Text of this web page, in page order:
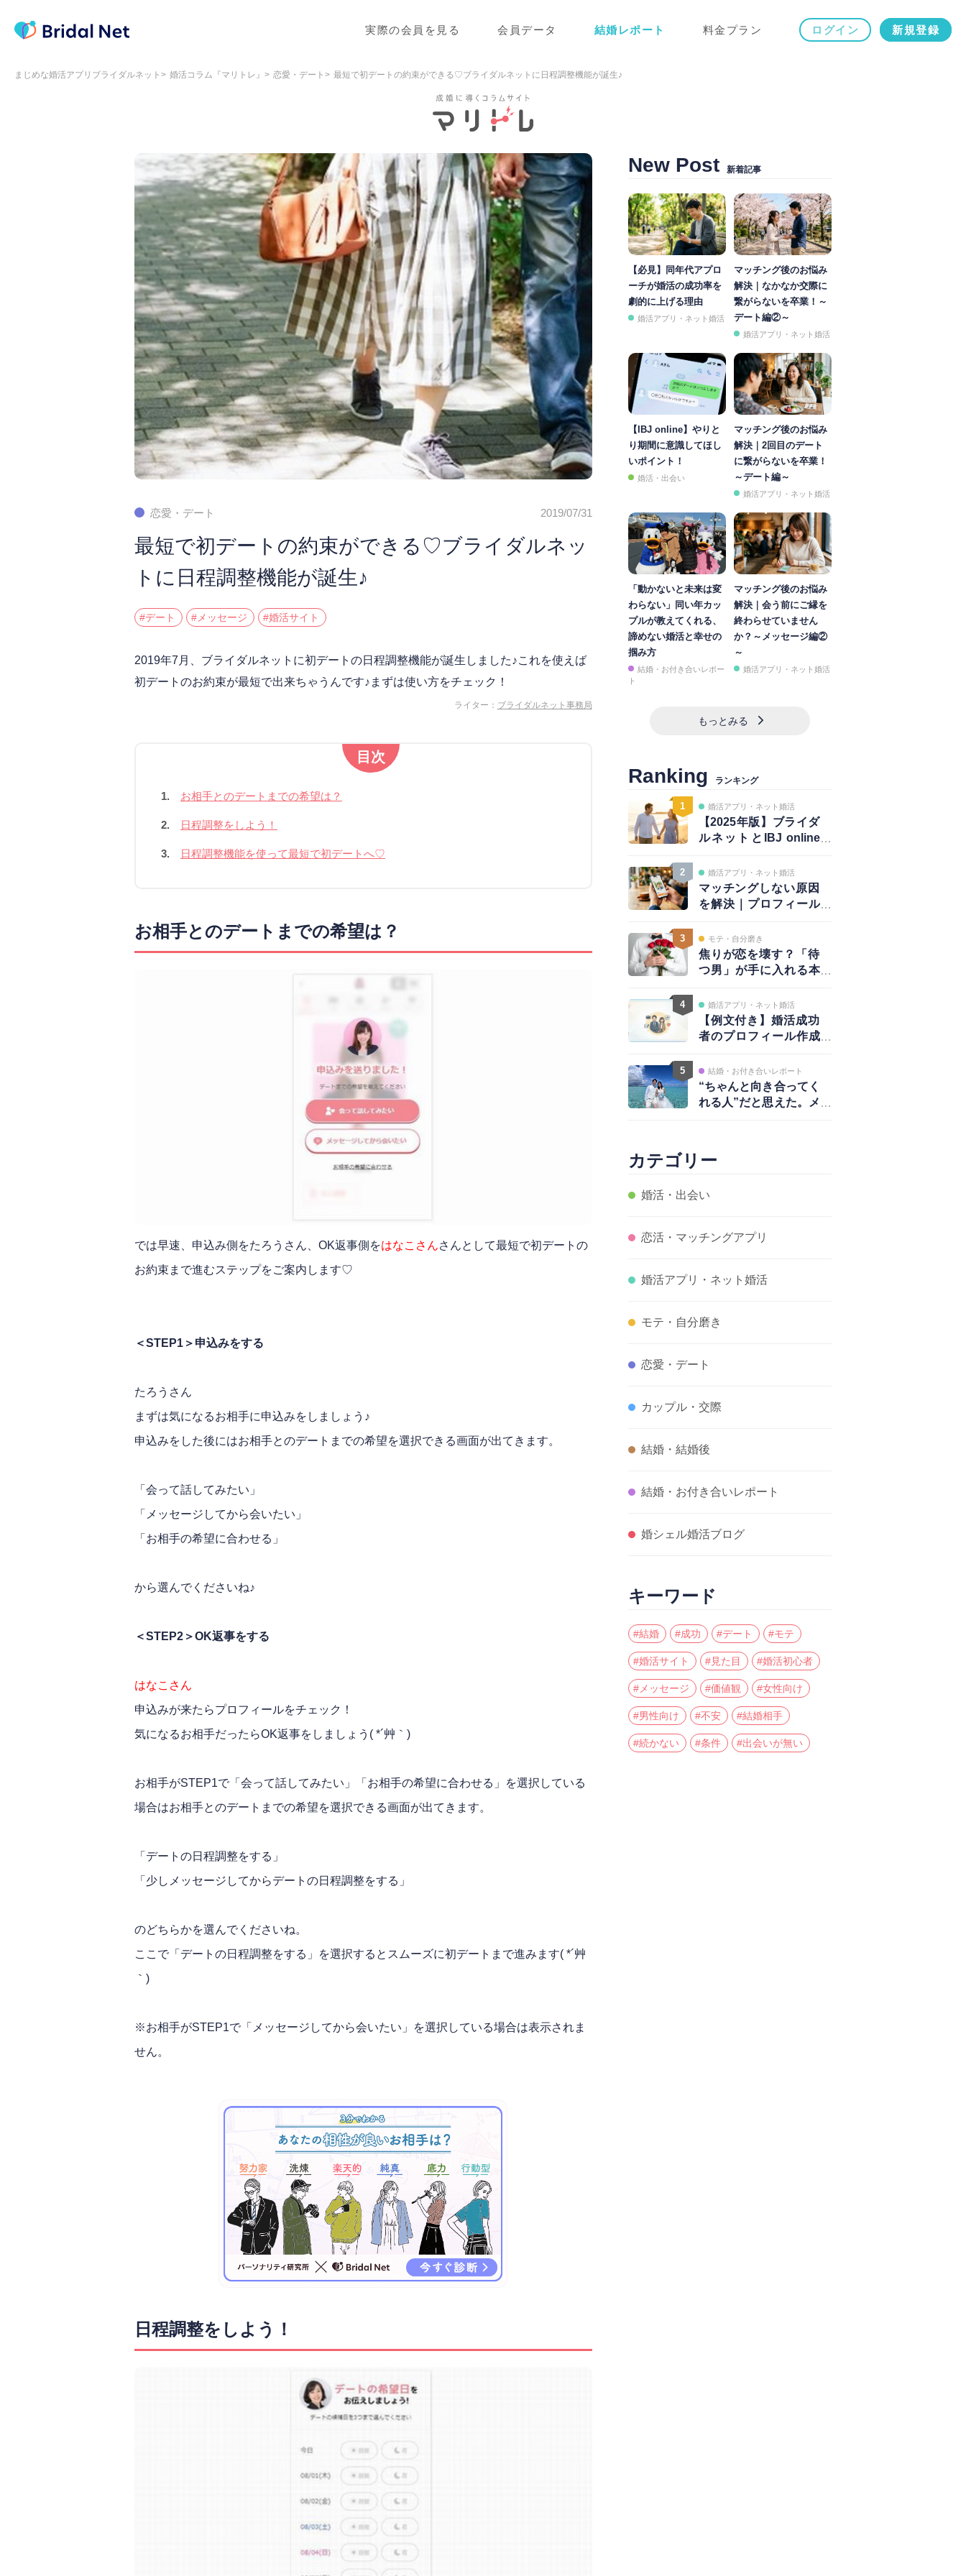
実際の会員を見る 会員データ 結婚レポート 料金プラン ログイン 新規登録
まじめな婚活アプリブライダルネット 婚活コラム『マリトレ』 恋愛・デート 最短で初デートの約束ができる♡ブライダルネットに日程調整機能が誕生♪
恋愛・デート 2019/07/31
最短で初デートの約束ができる♡ブライダルネッ
トに日程調整機能が誕生♪
#デート #メッセージ #婚活サイト
2019年7月、ブライダルネットに初デートの日程調整機能が誕生しました♪これを使えば
初デートのお約束が最短で出来ちゃうんです♪まずは使い方をチェック！
ライター： ブライダルネット事務局
目次
1. お相手とのデートまでの希望は？
2. 日程調整をしよう！
3. 日程調整機能を使って最短で初デートへ♡
お相手とのデートまでの希望は？
では早速、申込み側をたろうさん、OK返事側をはなこさんさんとして最短で初デートの
お約束まで進むステップをご案内します♡
＜STEP1＞申込みをする
たろうさん
まずは気になるお相手に申込みをしましょう♪
申込みをした後にはお相手とのデートまでの希望を選択できる画面が出てきます。
「会って話してみたい」
「メッセージしてから会いたい」
「お相手の希望に合わせる」
から選んでくださいね♪
＜STEP2＞OK返事をする
はなこさん
申込みが来たらプロフィールをチェック！
気になるお相手だったらOK返事をしましょう( *´艸｀)
お相手がSTEP1で「会って話してみたい」「お相手の希望に合わせる」を選択している
場合はお相手とのデートまでの希望を選択できる画面が出てきます。
「デートの日程調整をする」
「少しメッセージしてからデートの日程調整をする」
のどちらかを選んでくださいね。
ここで「デートの日程調整をする」を選択するとスムーズに初デートまで進みます( *´艸
｀)
※お相手がSTEP1で「メッセージしてから会いたい」を選択している場合は表示されま
せん。
日程調整をしよう！
New Post 新着記事
【必見】同年代アプロ
ーチが婚活の成功率を
劇的に上げる理由
婚活アプリ・ネット婚活
マッチング後のお悩み
解決｜なかなか交際に
繋がらないを卒業！～
デート編②～
婚活アプリ・ネット婚活
【IBJ online】やりと
り期間に意識してほし
いポイント！
婚活・出会い
マッチング後のお悩み
解決｜2回目のデート
に繋がらないを卒業！
～デート編～
婚活アプリ・ネット婚活
「動かないと未来は変
わらない」同い年カッ
プルが教えてくれる、
諦めない婚活と幸せの
掴み方
結婚・お付き合いレポー
ト
マッチング後のお悩み
解決｜会う前にご縁を
終わらせていません
か？～メッセージ編②
～
婚活アプリ・ネット婚活
もっとみる
Ranking ランキング
1 婚活アプリ・ネット婚活
【2025年版】ブライダ
ルネットとIBJ online
い方と注意点
2 婚活アプリ・ネット婚活
マッチングしない原因
を解決｜プロフィール
編～
3 モテ・自分磨き
焦りが恋を壊す？「待
つ男」が手に入れる本
自信
4 婚活アプリ・ネット婚活
【例文付き】婚活成功
者のプロフィール作成
アプローチ戦略まで完
全ガイド
5 結婚・お付き合いレポート
“ちゃんと向き合ってく
れる人”だと思えた。メ
カテゴリー
婚活・出会い
恋活・マッチングアプリ
婚活アプリ・ネット婚活
モテ・自分磨き
恋愛・デート
カップル・交際
結婚・結婚後
結婚・お付き合いレポート
婚シェル婚活ブログ
キーワード
#結婚 #成功 #デート #モテ
#婚活サイト #見た目 #婚活初心者
#メッセージ #価値観 #女性向け
#男性向け #不安 #結婚相手
#続かない #条件 #出会いが無い